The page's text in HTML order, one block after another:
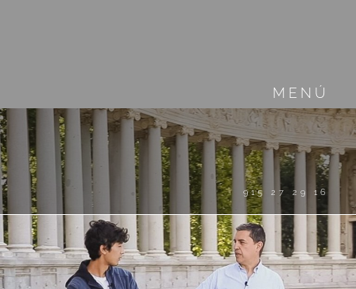
MENÚ
915 27 29 16